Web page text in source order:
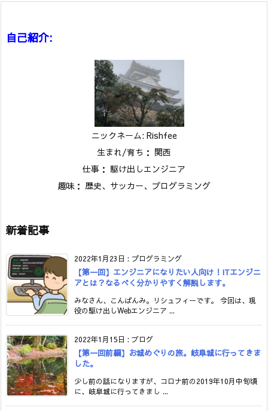
自己紹介:
ニックネーム: Rishfee
生まれ/育ち： 関西
仕事： 駆け出しエンジニア
趣味： 歴史、サッカー、プログラミング
新着記事
2022年1月23日 : プログラミング
【第一回】エンジニアになりたい人向け！ITエンジニ
アとは？なるべく分かりやすく解説します。
みなさん、こんばんみ。リシュフィーです。 今回は、現
役の駆け出しWebエンジニア ...
2022年1月15日 : ブログ
【第一回前編】お城めぐりの旅。岐阜城に行ってきま
した。
少し前の話になりますが、コロナ前の2019年10月中旬頃
に、岐阜城に行ってきまし ...